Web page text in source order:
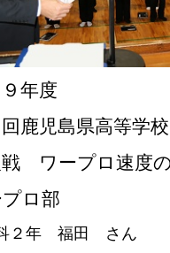
年度
鹿児島県高等
戦 ワープロ速度
ロ部
２年 福田 さん